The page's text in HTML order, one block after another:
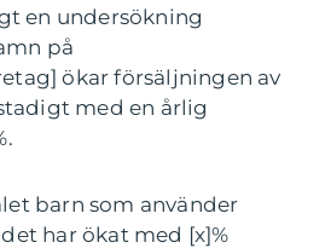
en undersökning
på
ökar försäljningen av
med en årlig
barn som använder
har ökat med [x]%